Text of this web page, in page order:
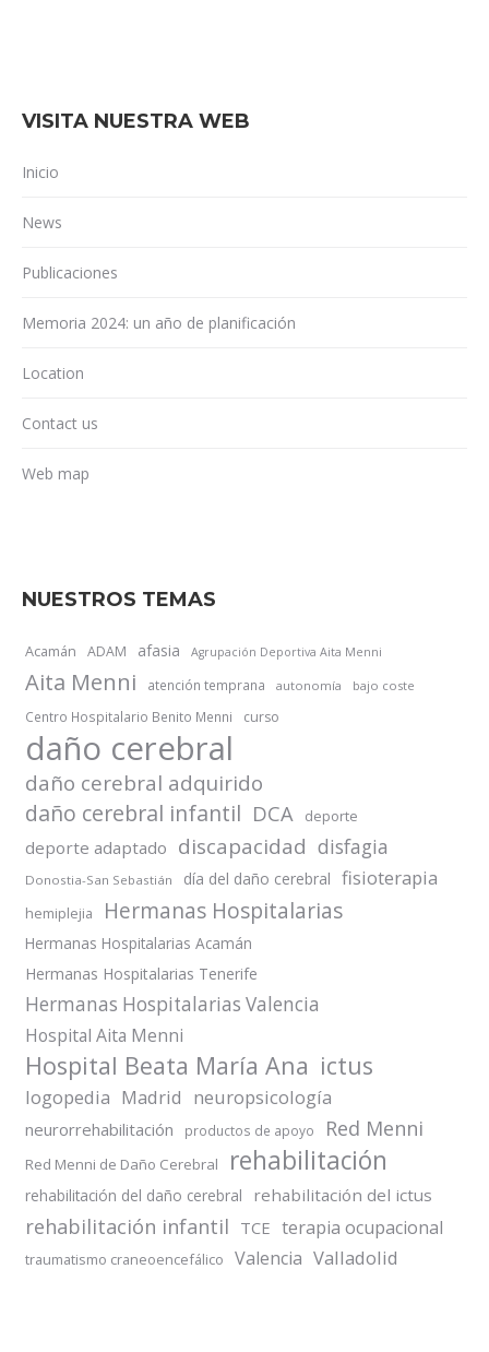
VISITA NUESTRA WEB
Inicio
News
Publicaciones
Memoria 2024: un año de planificación
Location
Contact us
Web map
NUESTROS TEMAS
Acamán ADAM afasia Agrupación Deportiva Aita Menni
Aita Menni atención temprana autonomía bajo coste
Centro Hospitalario Benito Menni curso
daño cerebral
daño cerebral adquirido
daño cerebral infantil DCA deporte
deporte adaptado discapacidad disfagia
Donostia-San Sebastián día del daño cerebral fisioterapia
hemiplejia Hermanas Hospitalarias
Hermanas Hospitalarias Acamán
Hermanas Hospitalarias Tenerife
Hermanas Hospitalarias Valencia
Hospital Aita Menni
Hospital Beata María Ana ictus
logopedia Madrid neuropsicología
neurorrehabilitación productos de apoyo Red Menni
Red Menni de Daño Cerebral rehabilitación
rehabilitación del daño cerebral rehabilitación del ictus
rehabilitación infantil TCE terapia ocupacional
traumatismo craneoencefálico Valencia Valladolid